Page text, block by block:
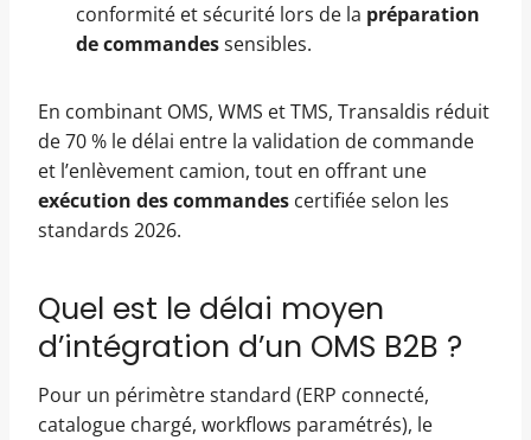
conformité et sécurité lors de la préparation
de commandessensibles.
En combinant OMS, WMS et TMS, Transaldis réduit
de 70 % le délai entre la validation de commande
et l’enlèvement camion, tout en offrant une
exécution des commandes certifiée selon les
standards 2026.
Quel est le délai moyen
d’intégration d’un OMS B2B ?
Pour un périmètre standard (ERP connecté,
catalogue chargé, workflows paramétrés), le